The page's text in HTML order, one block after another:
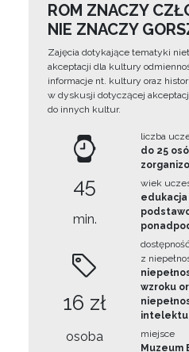
ROM ZNACZY
NIE ZNACZY
Zajęcia dotykające tematyki
akceptacji dla kultury
informacje nt. kultury oraz
w dyskusji dotyczącej
do innych kultur.
45
min.
16 zł
osoba
liczba
do 25
wiek
edukacja
z
wzroku
miejsce
Muzeum